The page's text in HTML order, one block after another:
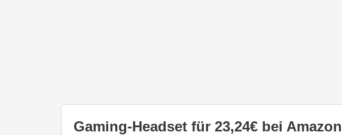
Gaming-Headset für 23,24€ bei Amazon